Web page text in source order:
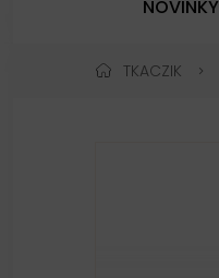
NOVINKY
TKACZIK